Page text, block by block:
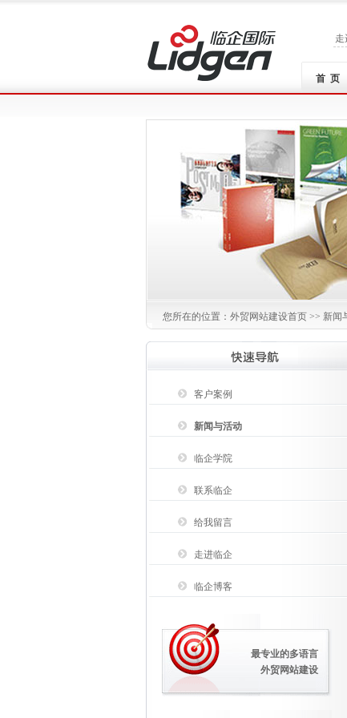
走
首 页
您所在的位置： 外贸网站建设首页 >> 新闻
客户案例
新闻与活动
临企学院
联系临企
给我留言
走进临企
临企博客
最专业的多语言
外贸网站建设